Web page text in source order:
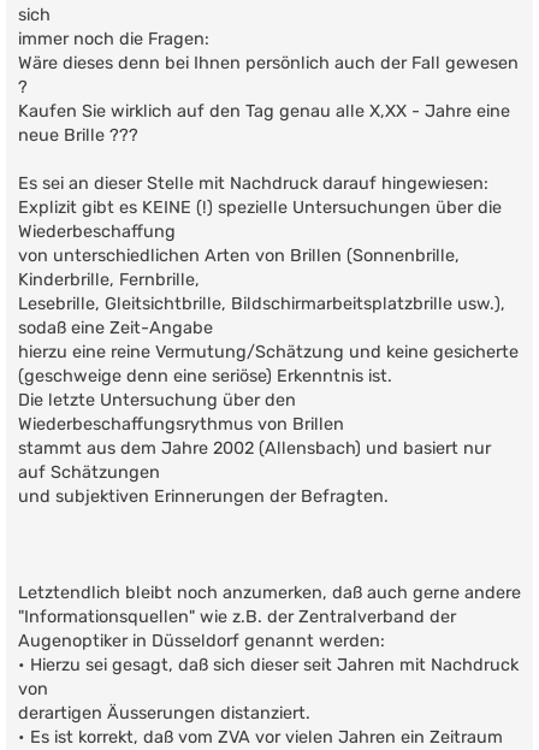
sich
immer noch die Fragen:
Wäre dieses denn bei Ihnen persönlich auch der Fall gewesen
?
Kaufen Sie wirklich auf den Tag genau alle X,XX - Jahre eine
neue Brille ???
Es sei an dieser Stelle mit Nachdruck darauf hingewiesen:
Explizit gibt es KEINE (!) spezielle Untersuchungen über die
Wiederbeschaffung
von unterschiedlichen Arten von Brillen (Sonnenbrille,
Kinderbrille, Fernbrille,
Lesebrille, Gleitsichtbrille, Bildschirmarbeitsplatzbrille usw.),
sodaß eine Zeit-Angabe
hierzu eine reine Vermutung/Schätzung und keine gesicherte
(geschweige denn eine seriöse) Erkenntnis ist.
Die letzte Untersuchung über den
Wiederbeschaffungsrythmus von Brillen
stammt aus dem Jahre 2002 (Allensbach) und basiert nur
auf Schätzungen
und subjektiven Erinnerungen der Befragten.
Letztendlich bleibt noch anzumerken, daß auch gerne andere
"Informationsquellen" wie z.B. der Zentralverband der
Augenoptiker in Düsseldorf genannt werden:
• Hierzu sei gesagt, daß sich dieser seit Jahren mit Nachdruck
von
derartigen Äusserungen distanziert.
• Es ist korrekt, daß vom ZVA vor vielen Jahren ein Zeitraum